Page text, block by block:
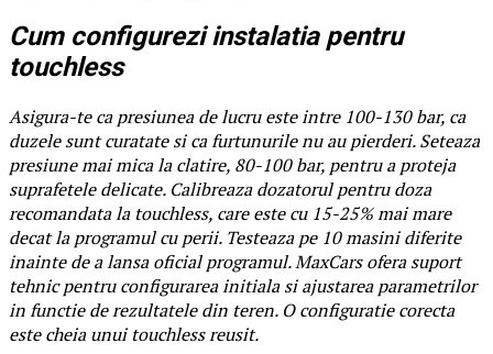
Cum configurezi instalatia pentru
touchless
Asigura-te ca presiunea de lucru este intre 100-130 bar, ca
duzele sunt curatate si ca furtunurile nu au pierderi. Seteaza
presiune mai mica la clatire, 80-100 bar, pentru a proteja
suprafetele delicate. Calibreaza dozatorul pentru doza
recomandata la touchless, care este cu 15-25% mai mare
decat la programul cu perii. Testeaza pe 10 masini diferite
inainte de a lansa oficial programul. MaxCars ofera suport
tehnic pentru configurarea initiala si ajustarea parametrilor
in functie de rezultatele din teren. O configuratie corecta
este cheia unui touchless reusit.